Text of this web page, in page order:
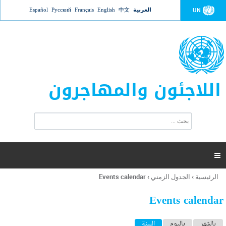
Jump to navigation UN العربية 中文
English
Français
Русский
Español
اللاجئون والمهاجرون
ت
ر
ل
ح
ب

أنت
هنا
الرئيسية › الجدول الزمني ›
Events calendar
Events calendar